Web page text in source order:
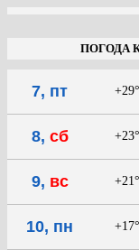
ПОГОДА
7, пт
8, сб
9, вс
10, пн